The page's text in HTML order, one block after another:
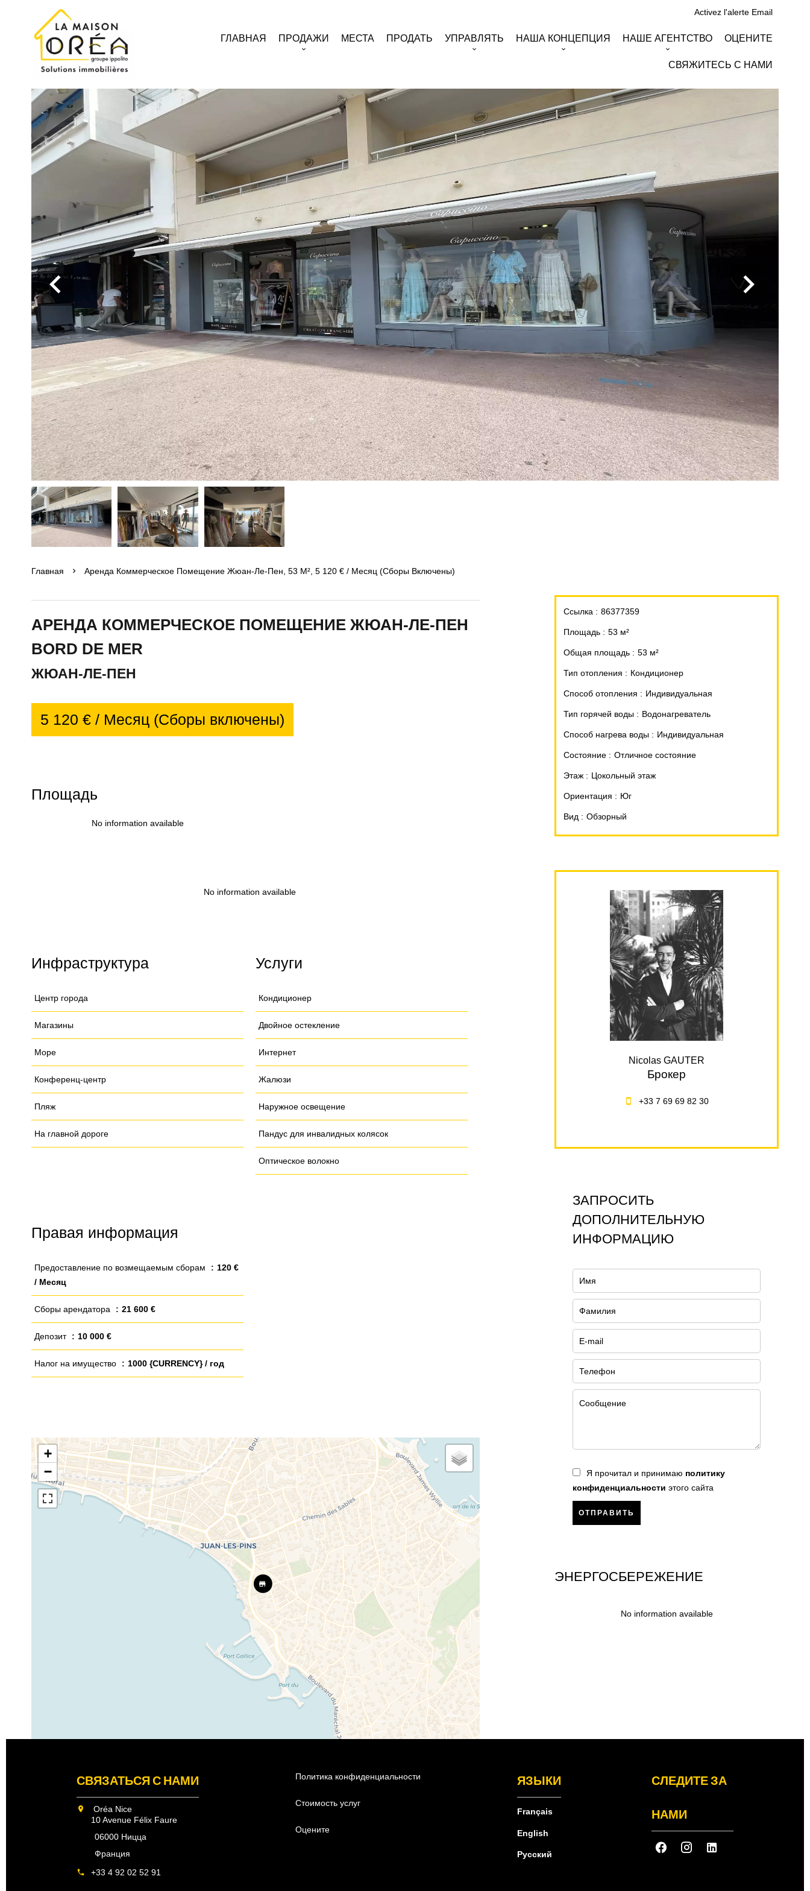
Activez l'alerte Email
ГЛАВНАЯ ПРОДАЖИ МЕСТА ПРОДАТЬ УПРАВЛЯТЬ НАША КОНЦЕПЦИЯ НАШЕ АГЕНТСТВО ОЦЕНИТЕ
СВЯЖИТЕСЬ С НАМИ
Главная Аренда Коммерческое Помещение Жюан-Ле-Пен, 53 М², 5 120 € / Месяц (Сборы Включены)
АРЕНДА КОММЕРЧЕСКОЕ ПОМЕЩЕНИЕ ЖЮАН-ЛЕ-ПЕН
BORD DE MER
ЖЮАН-ЛЕ-ПЕН
5 120 € / Месяц (Сборы включены)
Площадь
No information available
No information available
Инфраструктура
Центр города
Магазины
Море
Конференц-центр
Пляж
На главной дороге
Услуги
Кондиционер
Двойное остекление
Интернет
Жалюзи
Наружное освещение
Пандус для инвалидных колясок
Оптическое волокно
Правая информация
Предоставление по возмещаемым сборам
120 €
/ Месяц
Сборы арендатора 21 600 €
Депозит 10 000 €
Налог на имущество 1000 {CURRENCY} / год
+
−
Ссылка 86377359
Площадь 53 м²
Общая площадь 53 м²
Тип отопления Кондиционер
Способ отопления Индивидуальная
Тип горячей воды Водонагреватель
Способ нагрева воды Индивидуальная
Состояние Отличное состояние
Этаж Цокольный этаж
Ориентация Юг
Вид Обзорный
Nicolas GAUTER
Брокер
+33 7 69 69 82 30
ЗАПРОСИТЬ
ДОПОЛНИТЕЛЬНУЮ
ИНФОРМАЦИЮ
Я прочитал и принимаю политику
конфиденциальности этого сайта
ОТПРАВИТЬ
ЭНЕРГОСБЕРЕЖЕНИЕ
No information available
СВЯЗАТЬСЯ С НАМИ
Oréa Nice
10 Avenue Félix Faure
06000 Ницца
Франция
+33 4 92 02 52 91
Политика конфиденциальности
Стоимость услуг
Оцените
ЯЗЫКИ
Français
English
Русский
СЛЕДИТЕ ЗА
НАМИ